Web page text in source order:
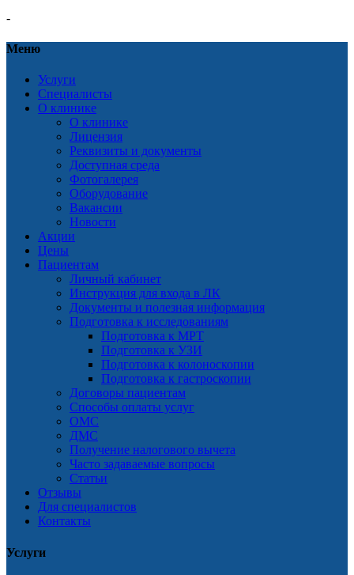
-
Меню
Услуги
Специалисты
О клинике
О клинике
Лицензия
Реквизиты и документы
Доступная среда
Фотогалерея
Оборудование
Вакансии
Новости
Акции
Цены
Пациентам
Личный кабинет
Инструкция для входа в ЛК
Документы и полезная информация
Подготовка к исследованиям
Подготовка к МРТ
Подготовка к УЗИ
Подготовка к колоноскопии
Подготовка к гастроскопии
Договоры пациентам
Способы оплаты услуг
ОМС
ДМС
Получение налогового вычета
Часто задаваемые вопросы
Статьи
Отзывы
Для специалистов
Контакты
Услуги